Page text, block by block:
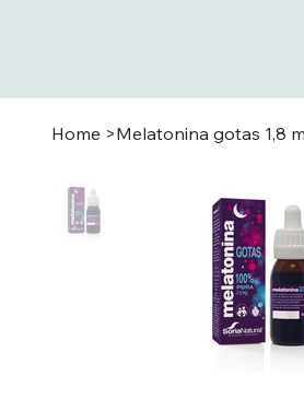
Home >Melatonina gotas 1,8